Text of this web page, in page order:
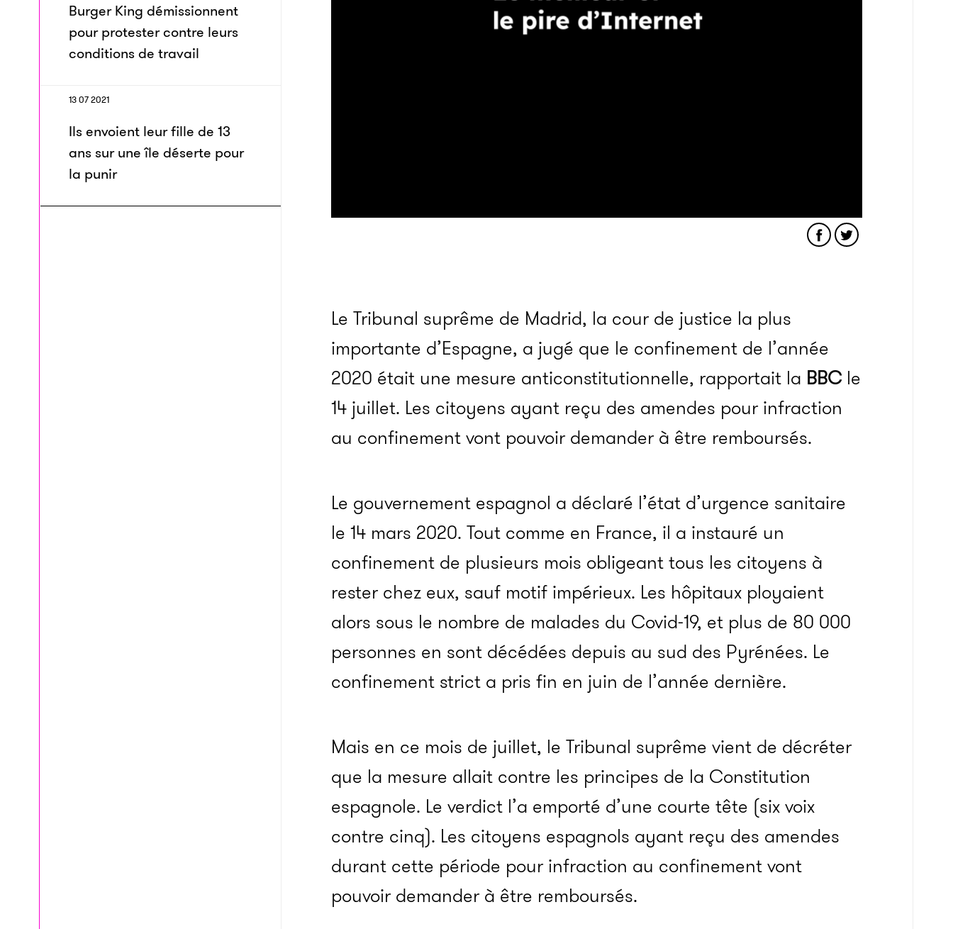
Burger King démissionnent
pour protester contre leurs
conditions de travail
13 07 2021
Ils envoient leur fille de 13
ans sur une île déserte pour
la punir
Le Tribunal suprême de Madrid, la cour de justice la plus
importante d’Espagne, a jugé que le confinement de l’année
2020 était une mesure anticonstitutionnelle, rapportait la BBCle
14 juillet. Les citoyens ayant reçu des amendes pour infraction
au confinement vont pouvoir demander à être remboursés.
Le gouvernement espagnol a déclaré l’état d’urgence sanitaire
le 14 mars 2020. Tout comme en France, il a instauré un
confinement de plusieurs mois obligeant tous les citoyens à
rester chez eux, sauf motif impérieux. Les hôpitaux ployaient
alors sous le nombre de malades du Covid-19, et plus de 80 000
personnes en sont décédées depuis au sud des Pyrénées. Le
confinement strict a pris fin en juin de l’année dernière.
Mais en ce mois de juillet, le Tribunal suprême vient de décréter
que la mesure allait contre les principes de la Constitution
espagnole. Le verdict l’a emporté d’une courte tête (six voix
contre cinq). Les citoyens espagnols ayant reçu des amendes
durant cette période pour infraction au confinement vont
pouvoir demander à être remboursés.